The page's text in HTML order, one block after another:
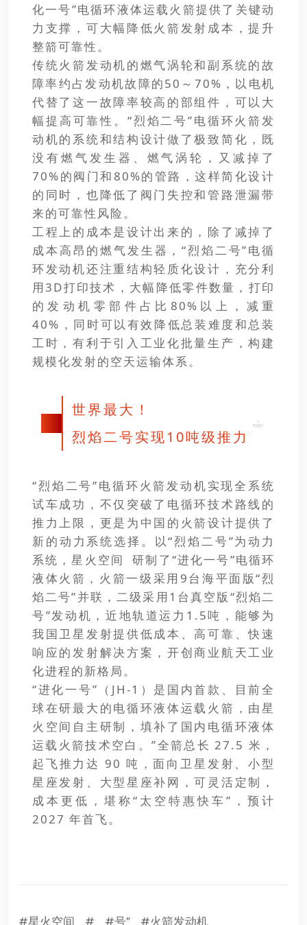
化一号”电循环液体运载火箭提供了关键动
力支撑，可大幅降低火箭发射成本，提升
整箭可靠性。
传统火箭发动机的燃气涡轮和副系统的故
障率约占发动机故障的50～70%，以电机
代替了这一故障率较高的部组件，可以大
幅提高可靠性。“烈焰二号”电循环火箭发
动机的系统和结构设计做了极致简化，既
没有燃气发生器、燃气涡轮，又减掉了
70%的阀门和80%的管路，这样简化设计
的同时，也降低了阀门失控和管路泄漏带
来的可靠性风险。
工程上的成本是设计出来的，除了减掉了
成本高昂的燃气发生器，“烈焰二号”电循
环发动机还注重结构轻质化设计，充分利
用3D打印技术，大幅降低零件数量，打印
的发动机零部件占比80%以上，减重
40%，同时可以有效降低总装难度和总装
工时，有利于引入工业化批量生产，构建
规模化发射的空天运输体系。
世界最大！
烈焰二号实现10吨级推力
“烈焰二号”电循环火箭发动机实现全系统
试车成功，不仅突破了电循环技术路线的
推力上限，更是为中国的火箭设计提供了
新的动力系统选择。以“烈焰二号”为动力
系统，星火空间
研制了“进化一号”电循环
液体火箭，火箭一级采用9台海平面版“烈
焰二号”并联，二级采用1台真空版“烈焰二
号”发动机，近地轨道运力1.5吨，能够为
我国卫星发射提供低成本、高可靠、快速
响应的发射解决方案，开创商业航天工业
化进程的新格局。
“进化一号”（JH-1）是国内首款、目前全
球在研最大的电循环液体运载火箭，由星
火空间自主研制，填补了国内电循环液体
运载火箭技术空白。”全箭总长 27.5 米，
起飞推力达 90 吨，面向卫星发射、小型
星座发射、大型星座补网，可灵活定制，
成本更低，堪称“太空特惠快车”，预计
2027 年首飞。
#星火空间 # #号” #火箭发动机